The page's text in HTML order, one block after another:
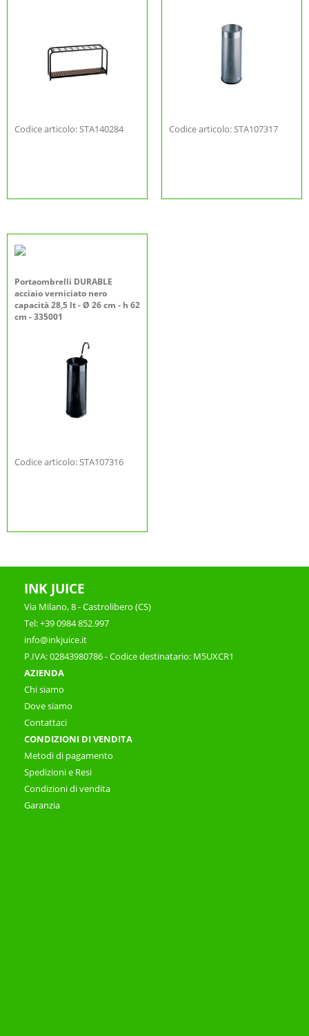
Codice articolo: STA140284 Codice articolo: STA107317
Portaombrelli DURABLE
acciaio verniciato nero
capacità 28,5 lt - Ø 26 cm - h 62
cm - 335001
Codice articolo: STA107316
INK JUICE
Via Milano, 8 - Castrolibero (CS)
Tel: +39 0984 852.997
info@inkjuice.it
P.IVA: 02843980786 - Codice destinatario: M5UXCR1
AZIENDA
Chi siamo
Dove siamo
Contattaci
CONDIZIONI DI VENDITA
Metodi di pagamento
Spedizioni e Resi
Condizioni di vendita
Garanzia